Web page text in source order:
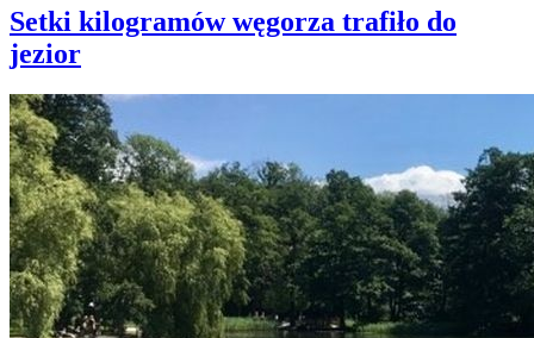
Setki kilogramów węgorza trafiło do
jezior